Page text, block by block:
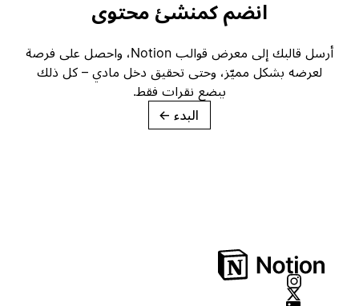
انضم كمنشئ محتوى
أرسل قالبك إلى معرض قوالب Notion، واحصل على فرصة
لعرضه بشكل مميّز، وحتى تحقيق دخل مادي – كل ذلك
ببضع نقرات فقط.
→